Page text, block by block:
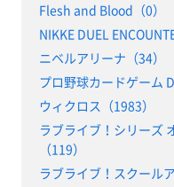
Flesh and Blood（0）
NIKKE DUEL
ニベルアリーナ（34）
プロ野球カードゲーム
ウィクロス（1983）
ラブライブ！シリーズ
（119）
ラブライブ！スクール